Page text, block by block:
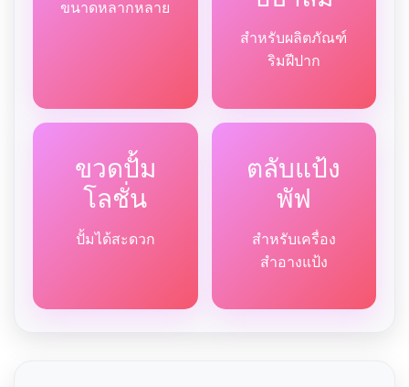
ขนาดหลากหลาย
สำหรับผลิตภัณฑ์
ริมฝีปาก
ขวดปั้ม
โลชั่น
ปั้มได้สะดวก
ตลับแป้ง
พัฟ
สำหรับเครื่อง
สำอางแป้ง